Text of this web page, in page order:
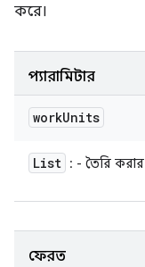
করে।
প্যারামিটার
workUnits
List : - তৈরি
ফেরত